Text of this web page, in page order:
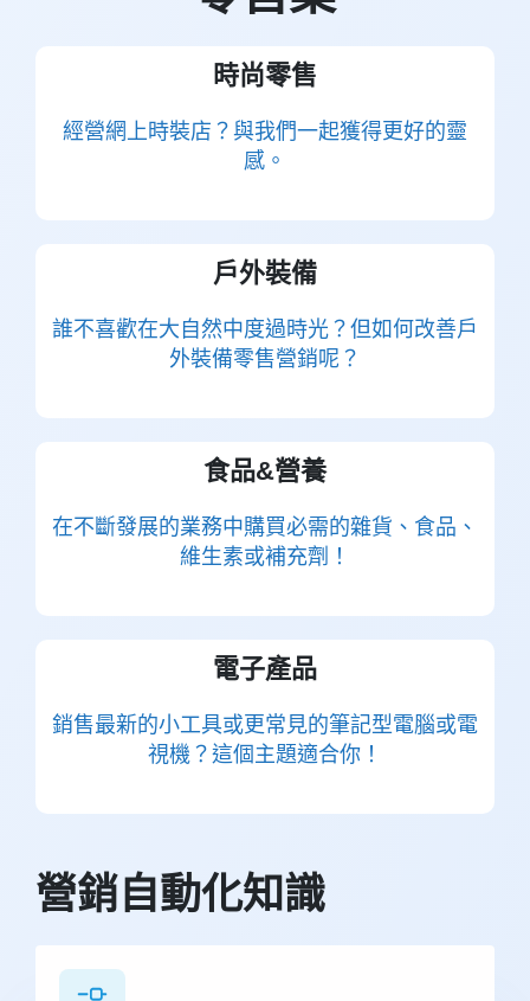
時尚零售
經營網上時裝店？與我們一起獲得更好的靈
感。
戶外裝備
誰不喜歡在大自然中度過時光？但如何改善戶
外裝備零售營銷呢？
食品&營養
在不斷發展的業務中購買必需的雜貨、食品、
維生素或補充劑！
電子產品
銷售最新的小工具或更常見的筆記型電腦或電
視機？這個主題適合你！
營銷自動化知識